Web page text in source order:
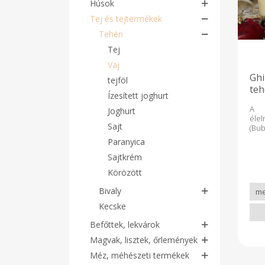
Húsok
Tej és tejtermékek
Tehén
Tej
Vaj
tejföl
Ízesített joghurt
Joghurt
Sajt
Paranyica
Sajtkrém
Körözött
Bivaly
Kecske
Befőttek, lekvárok
Magvak, lisztek, őrlemények
Méz, méhészeti termékek
A